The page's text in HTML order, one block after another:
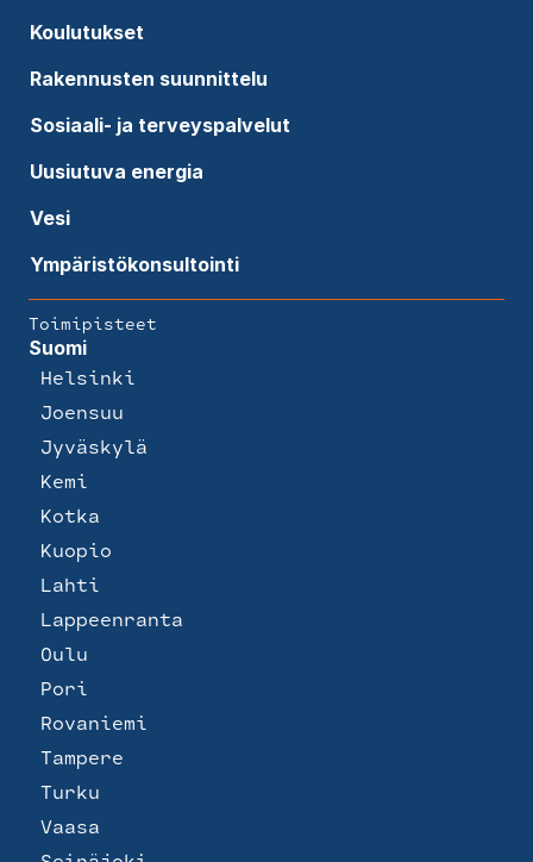
Koulutukset
Rakennusten suunnittelu
Sosiaali- ja terveyspalvelut
Uusiutuva energia
Vesi
Ympäristökonsultointi
Toimipisteet
Suomi
Helsinki
Joensuu
Jyväskylä
Kemi
Kotka
Kuopio
Lahti
Lappeenranta
Oulu
Pori
Rovaniemi
Tampere
Turku
Vaasa